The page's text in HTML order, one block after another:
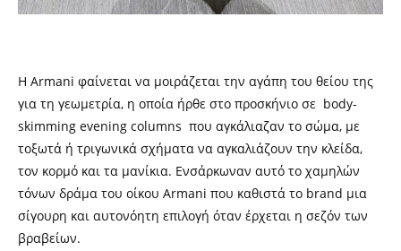
Η Armani φαίνεται να μοιράζεται την αγάπη του θείου της
για τη γεωμετρία, η οποία ήρθε στο προσκήνιο σε body-
skimming evening columns που αγκάλιαζαν το σώμα, με
τοξωτά ή τριγωνικά σχήματα να αγκαλιάζουν την κλείδα,
τον κορμό και τα μανίκια. Ενσάρκωναν αυτό το χαμηλών
τόνων δράμα του οίκου Armani που καθιστά το brand μια
σίγουρη και αυτονόητη επιλογή όταν έρχεται η σεζόν των
βραβείων.